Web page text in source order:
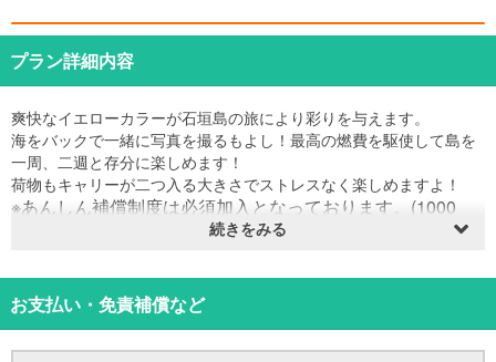
プラン詳細内容
爽快なイエローカラーが石垣島の旅により彩りを与えます。
海をバックで一緒に写真を撮るもよし！最高の燃費を駆使して島を
一周、二週と存分に楽しめます！
荷物もキャリーが二つ入る大きさでストレスなく楽しめますよ！
※あんしん補償制度は必須加入となっております。(1000
す。
続きをみる
お支払い・免責補償など